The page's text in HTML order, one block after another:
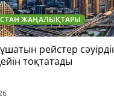
ЖАҢАЛЫҚТАРЫ
рейстер
тоқтатады